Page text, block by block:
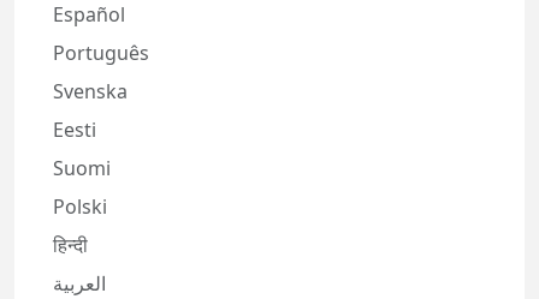
Español
Português
Svenska
Eesti
Suomi
Polski
हिन्दी
العربية